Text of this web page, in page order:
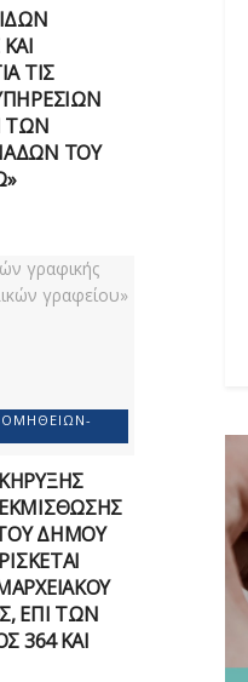
ΤΙΣ
ΤΩΝ
ΤΟΥ
ΤΟΥ ΔΗΜΟΥ
ΕΠΙ ΤΩΝ
364 ΚΑΙ